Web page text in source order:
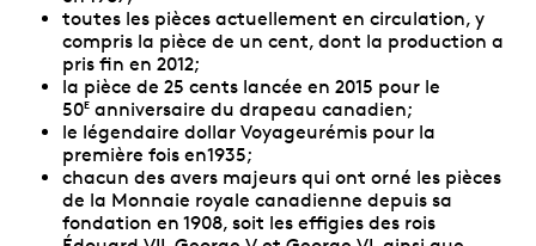
toutes les pièces actuellement en circulation, y
compris la pièce de un cent, dont la production a
pris fin en 2012;
la pièce de 25 cents lancée en 2015 pour le
50E anniversaire du drapeau canadien;
le légendaire dollar Voyageurémis pour la
première fois en1935;
chacun des avers majeurs qui ont orné les pièces
de la Monnaie royale canadienne depuis sa
fondation en 1908, soit les effigies des rois